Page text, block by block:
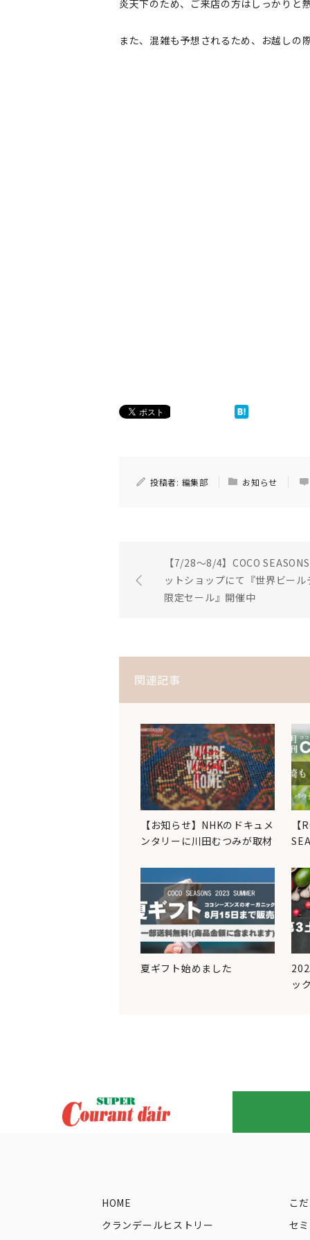
炎天下のため、ご来店の方はしっかりと
また、混雑も予想されるため、お越しの
投稿者: 編集部 お知らせ
【7/28〜8/4】COCO
ットショップにて『世界ビール
限定セール』開催中
関連記事
【お知らせ】NHKのドキュメ
ンタリーに川田むつみが取材
【
夏ギフト始めました
ッ
HOME
クランデールヒストリー
こ
セ